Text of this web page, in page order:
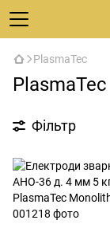
PlasmaTec
PlasmaTec
Фільтр